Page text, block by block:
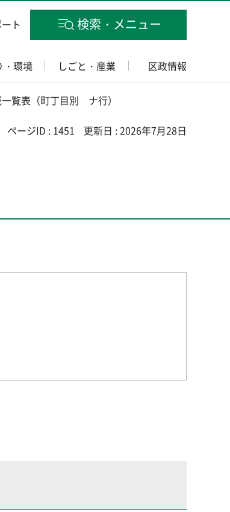
ト 検索・メニュー
・環境 しごと・産業 区政情報
覧表（町丁目別 ナ行）
ページID : 1451 更新日 : 2026年7月28日